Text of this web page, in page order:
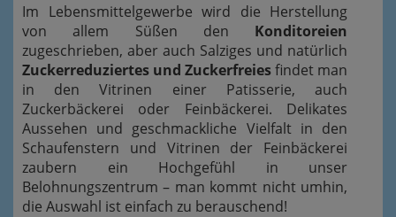
Im Lebensmittelgewerbe wird die Herstellung
von allem Süßen den Konditoreien
zugeschrieben, aber auch Salziges und natürlich
Zuckerreduziertes und Zuckerfreiesfindet man
in den Vitrinen einer Patisserie, auch
Zuckerbäckerei oder Feinbäckerei. Delikates
Aussehen und geschmackliche Vielfalt in den
Schaufenstern und Vitrinen der Feinbäckerei
zaubern ein Hochgefühl in unser
Belohnungszentrum – man kommt nicht umhin,
die Auswahl ist einfach zu berauschend!